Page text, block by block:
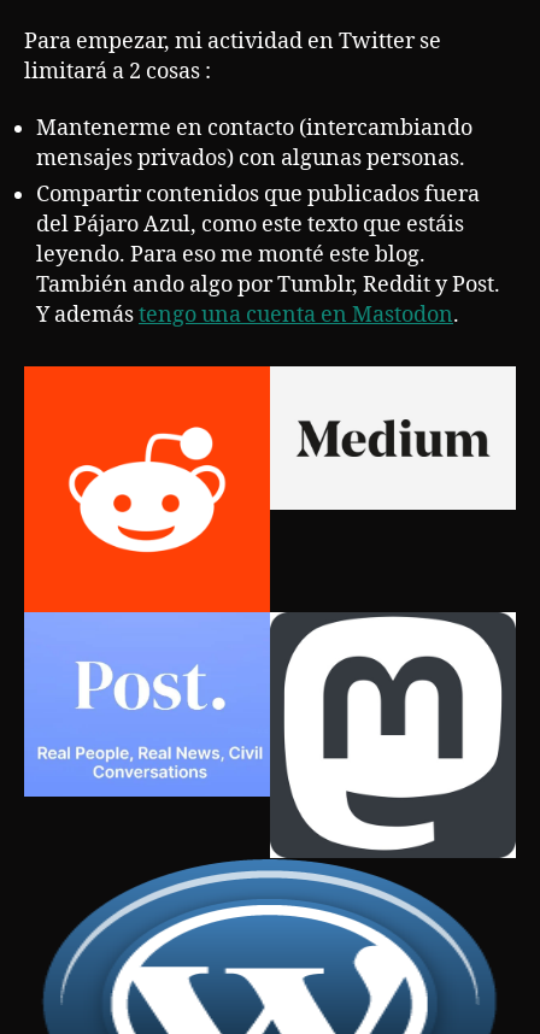
Para empezar, mi actividad en Twitter se
limitará a 2 cosas :
Mantenerme en contacto (intercambiando
mensajes privados) con algunas personas.
Compartir contenidos que publicados fuera
del Pájaro Azul, como este texto que estáis
leyendo. Para eso me monté este blog.
También ando algo por Tumblr, Reddit y Post.
Y ademástengo una cuenta en Mastodon.